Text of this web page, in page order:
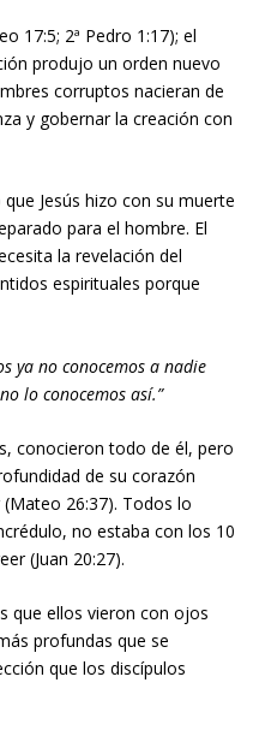
17:5; 2ª Pedro 1:17); el
produjo un orden nuevo
corruptos nacieran de
y gobernar la creación con
Jesús hizo con su muerte
para el hombre. El
la revelación del
espirituales porque
ya no conocemos a nadie
lo conocemos así.”
conocieron todo de él, pero
de su corazón
26:37). Todos lo
no estaba con los 10
(Juan 20:27).
que ellos vieron con ojos
profundas que se
que los discípulos